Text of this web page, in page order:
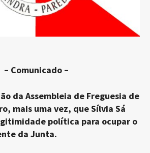
– Comunicado –
da Assembleia de Freguesia de
mais uma vez, que Sílvia Sá
política para ocupar o
da Junta.